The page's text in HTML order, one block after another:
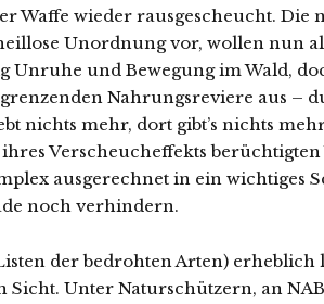
Waffe wieder rausgescheucht. Die
Unordnung vor, wollen nun
Unruhe und Bewegung im Wald,
Nahrungsreviere aus –
nichts mehr, dort gibt’s nichts mehr
Verscheucheffekts
ausgerechnet in ein wichtiges
noch verhindern.
der bedrohten Arten) erheblich
Unter Naturschützern, an